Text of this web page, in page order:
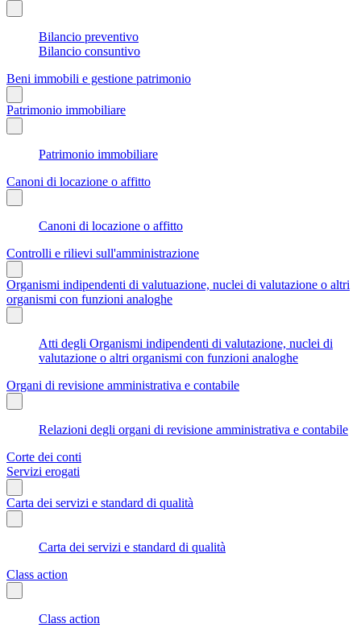
Bilancio preventivo
Bilancio consuntivo
Beni immobili e gestione patrimonio
Patrimonio immobiliare
Patrimonio immobiliare
Canoni di locazione o affitto
Canoni di locazione o affitto
Controlli e rilievi sull'amministrazione
Organismi indipendenti di valutuazione, nuclei di valutazione o altri
organismi con funzioni analoghe
Atti degli Organismi indipendenti di valutazione, nuclei di
valutazione o altri organismi con funzioni analoghe
Organi di revisione amministrativa e contabile
Relazioni degli organi di revisione amministrativa e contabile
Corte dei conti
Servizi erogati
Carta dei servizi e standard di qualità
Carta dei servizi e standard di qualità
Class action
Class action